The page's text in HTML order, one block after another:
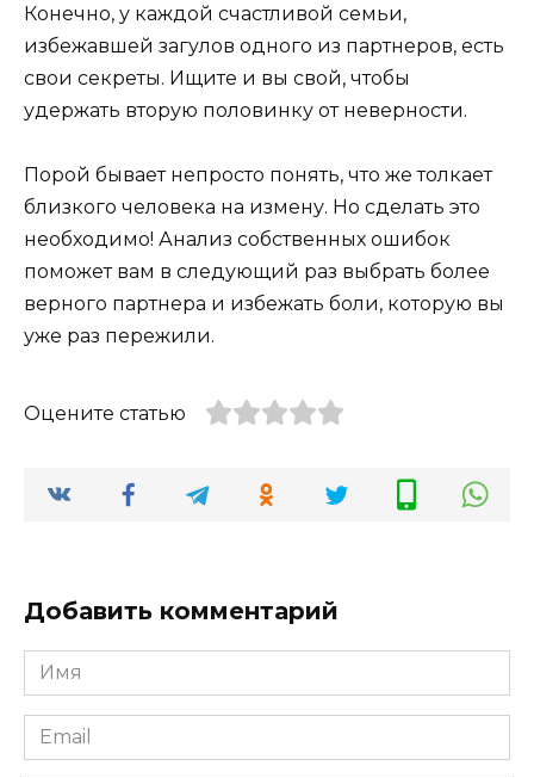
Конечно, у каждой счастливой семьи,
избежавшей загулов одного из партнеров, есть
свои секреты. Ищите и вы свой, чтобы
удержать вторую половинку от неверности.
Порой бывает непросто понять, что же толкает
близкого человека на измену. Но сделать это
необходимо! Анализ собственных ошибок
поможет вам в следующий раз выбрать более
верного партнера и избежать боли, которую вы
уже раз пережили.
Оцените статью
Добавить комментарий
Имя
*
Email
*